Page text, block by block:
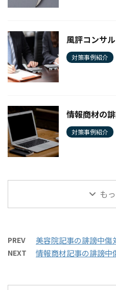
風評コンサ
対策事例紹介
情報商材の
対策事例紹介
も
PREV 美容院記事の誹謗中傷
NEXT 情報商材記事の誹謗中